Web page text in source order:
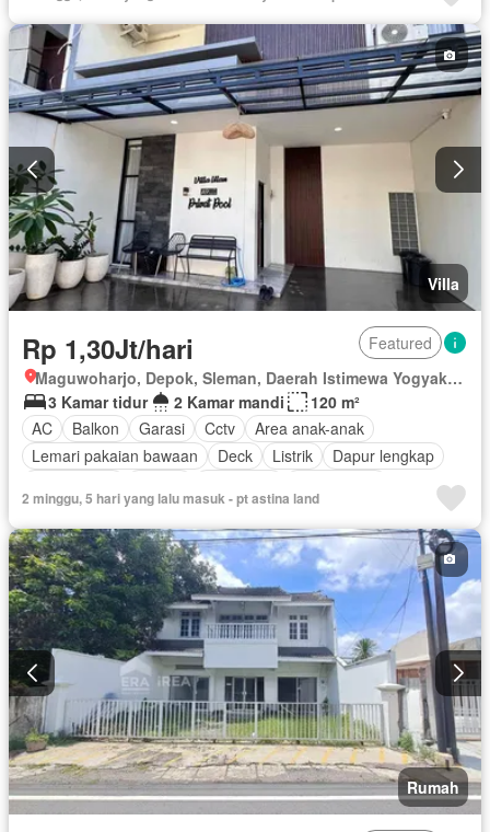
Villa
Rp 1,30Jt/hari
Featured
Maguwoharjo, Depok, Sleman, Daerah Istimewa Yogyakarta
3 Kamar tidur
2 Kamar mandi
120 m²
AC
Balkon Garasi Cctv
Area anak-anak
Lemari pakaian bawaan
Deck Listrik
Dapur lengkap
Hot water
Dapur terpadu
Internet
Outdoor entertaining area
Pemandangan panorama
Pay TV access
Taman atap Kolam renang Wifi
Air
Kabel video
Halaman Berperabot lengkap
2 minggu, 5 hari yang lalu masuk - pt astina land
Rumah